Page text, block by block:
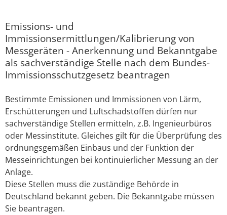
Emissions- und
Immissionsermittlungen/Kalibrierung von
Messgeräten - Anerkennung und Bekanntgabe
als sachverständige Stelle nach dem Bundes-
Immissionsschutzgesetz beantragen
Bestimmte Emissionen und Immissionen von Lärm,
Erschütterungen und Luftschadstoffen dürfen nur
sachverständige Stellen ermitteln, z.B. Ingenieurbüros
oder Messinstitute. Gleiches gilt für die Überprüfung des
ordnungsgemäßen Einbaus und der Funktion der
Messeinrichtungen bei kontinuierlicher Messung an der
Anlage.
Diese Stellen muss die zuständige Behörde in
Deutschland bekannt geben. Die Bekanntgabe müssen
Sie beantragen.